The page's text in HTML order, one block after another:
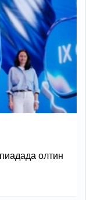
олтин